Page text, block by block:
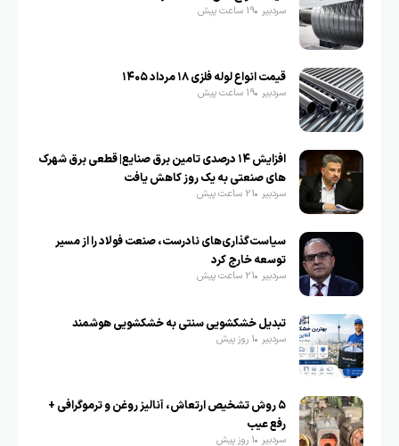
سردبیر 19 ساعت پیش
قیمت انواع لوله فلزی ۱۸ مرداد ۱۴۰۵
سردبیر 19 ساعت پیش
افزایش ۱۴ درصدی تامین برق صنایع| قطعی برق شهرک
های صنعتی به یک روز کاهش یافت
سردبیر 21 ساعت پیش
سیاست‌گذاری‌های نادرست، صنعت فولاد را از مسیر
توسعه خارج کرد
سردبیر 21 ساعت پیش
تبدیل خشکشویی سنتی به خشکشویی هوشمند
سردبیر 1 روز پیش
۵ روش تشخیص ارتعاش، آنالیز روغن و ترموگرافی +
رفع عیب
سردبیر 1 روز پیش